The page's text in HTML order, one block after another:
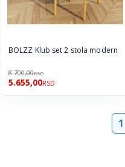
BOLZZ Klub set 2 stola modern
8.700,00RSD
5.655,00RSD
1